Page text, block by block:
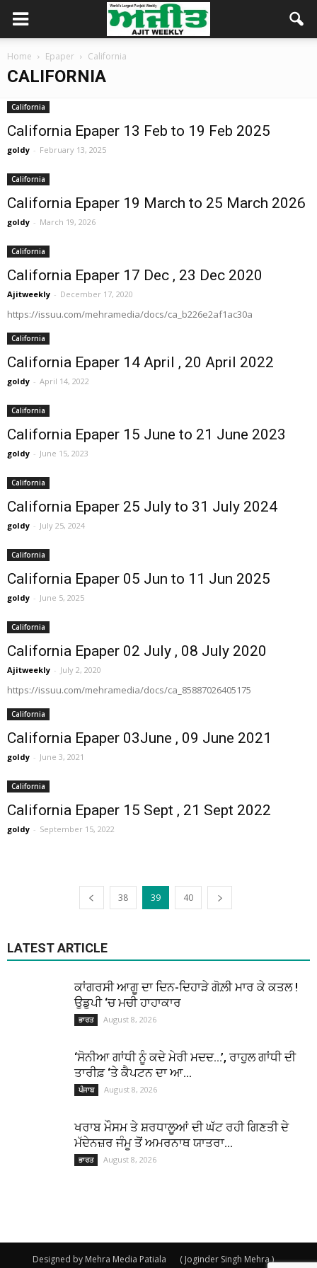
Home Epaper California
CALIFORNIA
California
California Epaper 13 Feb to 19 Feb 2025
goldy - February 13, 2025
California
California Epaper 19 March to 25 March 2026
goldy - March 19, 2026
California
California Epaper 17 Dec , 23 Dec 2020
Ajitweekly - December 17, 2020
https://issuu.com/mehramedia/docs/ca_b226e2af1ac30a
California
California Epaper 14 April , 20 April 2022
goldy - April 14, 2022
California
California Epaper 15 June to 21 June 2023
goldy - June 15, 2023
California
California Epaper 25 July to 31 July 2024
goldy - July 25, 2024
California
California Epaper 05 Jun to 11 Jun 2025
goldy - June 5, 2025
California
California Epaper 02 July , 08 July 2020
Ajitweekly - July 2, 2020
https://issuu.com/mehramedia/docs/ca_85887026405175
California
California Epaper 03June , 09 June 2021
goldy - June 3, 2021
California
California Epaper 15 Sept , 21 Sept 2022
goldy - September 15, 2022
38 39 40
LATEST ARTICLE
ਕਾਂਗਰਸੀ ਆਗੂ ਦਾ ਦਿਨ-ਦਿਹਾੜੇ ਗੋਲ਼ੀ ਮਾਰ ਕੇ ਕਤਲ !
ਉਡੁਪੀ ‘ਚ ਮਚੀ ਹਾਹਾਕਾਰ
ਭਾਰਤ August 8, 2026
‘ਸੋਨੀਆ ਗਾਂਧੀ ਨੂੰ ਕਦੇ ਮੇਰੀ ਮਦਦ…’, ਰਾਹੁਲ ਗਾਂਧੀ ਦੀ
ਤਾਰੀਫ਼ ‘ਤੇ ਕੈਪਟਨ ਦਾ ਆ...
ਪੰਜਾਬ August 8, 2026
ਖਰਾਬ ਮੌਸਮ ਤੇ ਸ਼ਰਧਾਲੂਆਂ ਦੀ ਘੱਟ ਰਹੀ ਗਿਣਤੀ ਦੇ
ਮੱਦੇਨਜ਼ਰ ਜੰਮੂ ਤੋਂ ਅਮਰਨਾਥ ਯਾਤਰਾ...
ਭਾਰਤ August 8, 2026
Designed by Mehra Media Patiala ( Joginder Singh Mehra )